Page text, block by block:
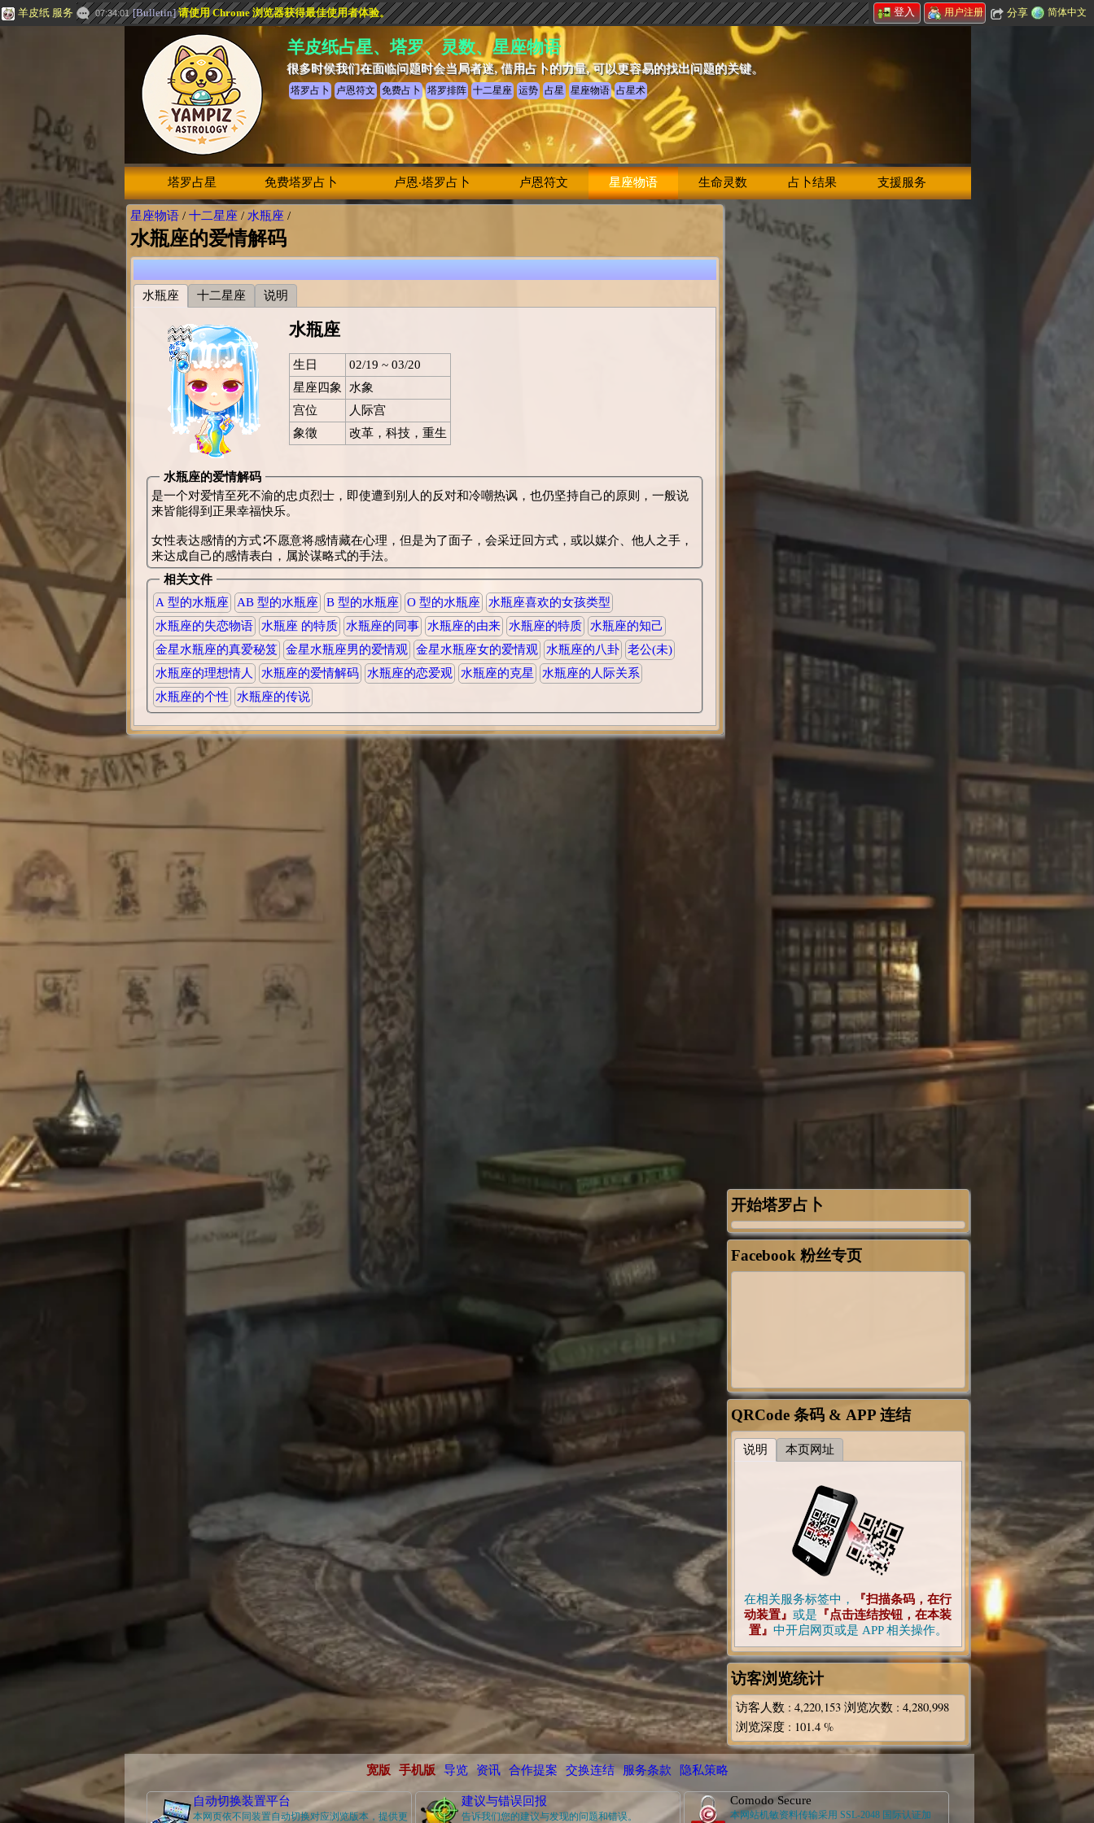
羊皮纸 服务 07:34:01 [Bulletin]请使用 Chrome 浏览器获得最佳使用者体验。 登入 用户注册 分享 简体中文
羊皮纸占星、塔罗、灵数、星座物语
很多时侯我们在面临问题时会当局者迷, 借用占卜的力量, 可以更容易的找出问题的关键。
塔罗占卜 卢恩符文 免费占卜 塔罗排阵 十二星座 运势 占星 星座物语 占星术
塔罗占星 免费塔罗占卜 卢恩‧塔罗占卜 卢恩符文 星座物语 生命灵数 占卜结果 支援服务
星座物语/ 十二星座 / 水瓶座 /
水瓶座的爱情解码
水瓶座 十二星座 说明
水瓶座
生日
02/19 ~ 03/20
星座四象
水象
宫位
人际宫
象徵
改革，科技，重生
水瓶座的爱情解码
是一个对爱情至死不渝的忠贞烈士，即使遭到别人的反对和冷嘲热讽，也仍坚持自己的原则，一般说
来皆能得到正果幸福快乐。
女性表达感情的方式∶不愿意将感情藏在心理，但是为了面子，会采迂回方式，或以媒介、他人之手，
来达成自己的感情表白，属於谋略式的手法。
相关文件
A 型的水瓶座
AB 型的水瓶座 B 型的水瓶座 O 型的水瓶座
水瓶座喜欢的女孩类型
水瓶座的失恋物语
水瓶座 的特质 水瓶座的同事 水瓶座的由来 水瓶座的特质
水瓶座的知己
金星水瓶座的真爱秘笈
金星水瓶座男的爱情观 金星水瓶座女的爱情观 水瓶座的八卦
老公(未)
水瓶座的理想情人
水瓶座的爱情解码 水瓶座的恋爱观 水瓶座的克星
水瓶座的人际关系
水瓶座的个性
水瓶座的传说
开始塔罗占卜
Facebook 粉丝专页
QRCode 条码 & APP 连结
说明 本页网址
在相关服务标签中，
『扫描条码，在行
动装置』 或是 『点击连结按钮，在本装
置』 中开启网页或是 APP 相关操作。
访客浏览统计
访客人数 : 4,220,153 浏览次数 : 4,280,998
浏览深度: 101.4 %
宽版 手机版 导览 资讯 合作提案 交换连结 服务条款 隐私策略
自动切换装置平台
本网页依不同装置自动切换对应浏览版本，提供更
建议与错误回报
告诉我们您的建议与发现的问题和错误。
Comodo Secure
本网站机敏资料传输采用 SSL-2048 国际认证加